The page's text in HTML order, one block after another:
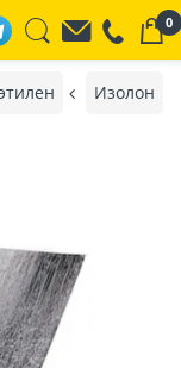
0
Изолон